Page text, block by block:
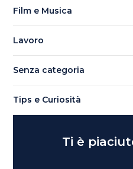
Film e Musica
Lavoro
Senza categoria
Tips e Curiosità
Ti è